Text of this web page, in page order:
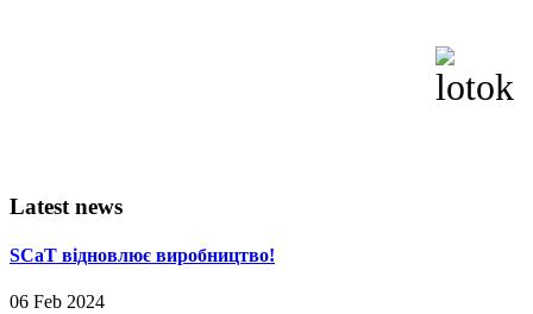
Latest news
SCaT відновлює виробництво!
06 Feb 2024